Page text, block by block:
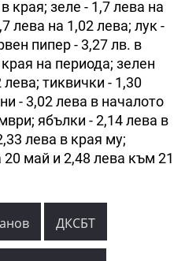
края; зеле - 1,7 лева на
лева на 1,02 лева; лук -
пипер - 3,27 лв. в
на периода; зелен
тиквички - 1,30
- 3,02 лева в началото
ябълки - 2,14 лева в
лева в края му;
20 май и 2,48 лева към 21
ДКСБТ